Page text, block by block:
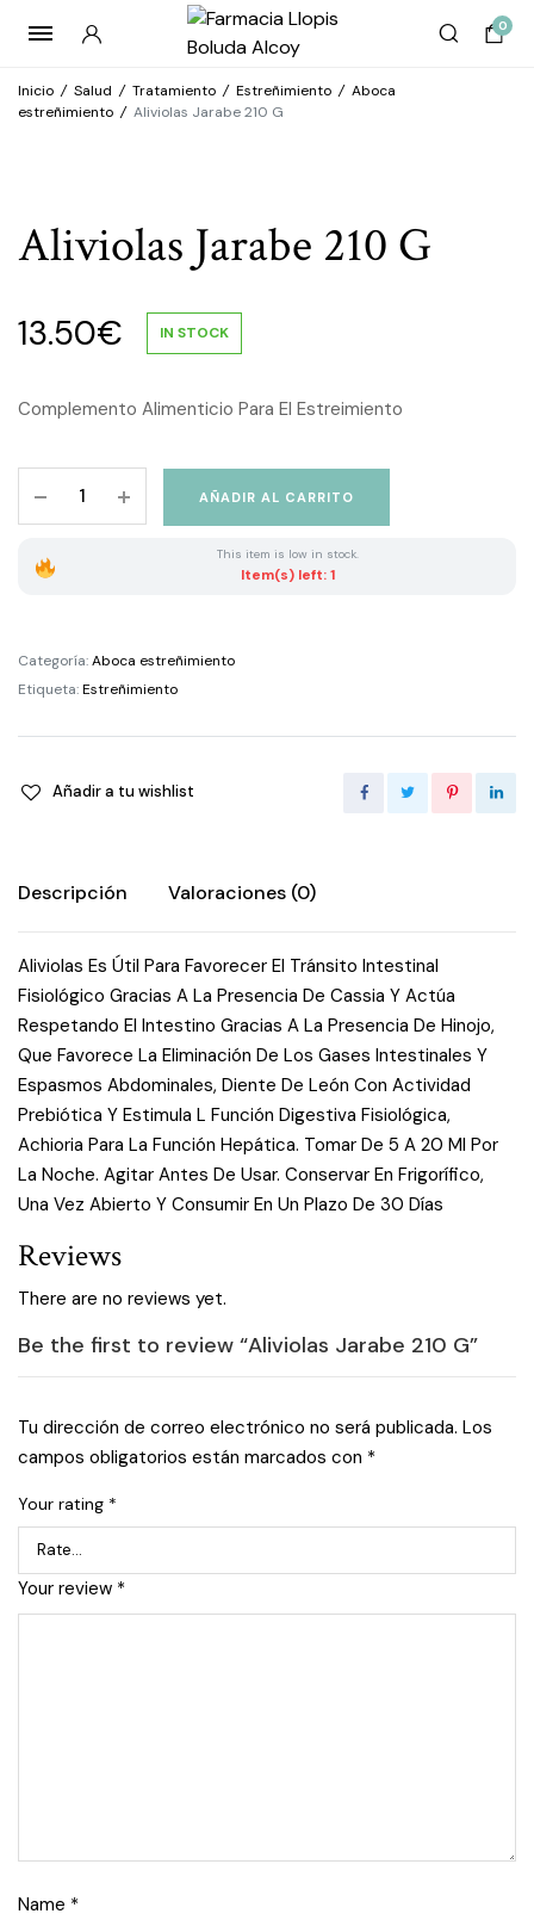
0
Inicio / Salud / Tratamiento / Estreñimiento / Aboca
estreñimiento / Aliviolas Jarabe 210 G
Aliviolas Jarabe 210 G
13.50€ IN STOCK
Complemento Alimenticio Para El Estreimiento
Jarabe
AÑADIR AL CARRITO
This item is low in stock.
Item(s) left: 1
Categoría:Aboca estreñimiento
Etiqueta:Estreñimiento
Añadir a tu wishlist
Descripción Valoraciones (0)
Aliviolas Es Útil Para Favorecer El Tránsito Intestinal
Fisiológico Gracias A La Presencia De Cassia Y Actúa
Respetando El Intestino Gracias A La Presencia De Hinojo,
Que Favorece La Eliminación De Los Gases Intestinales Y
Espasmos Abdominales, Diente De León Con Actividad
Prebiótica Y Estimula L Función Digestiva Fisiológica,
Achioria Para La Función Hepática. Tomar De 5 A 20 Ml Por
La Noche. Agitar Antes De Usar. Conservar En Frigorífico,
Una Vez Abierto Y Consumir En Un Plazo De 30 Días
Reviews
There are no reviews yet.
Be the first to review “Aliviolas Jarabe 210 G”
Tu dirección de correo electrónico no será publicada. Los
campos obligatorios están marcados con *
Your rating *
Your review *
Name *